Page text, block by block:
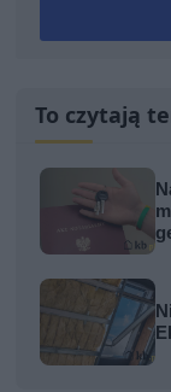
To czytają